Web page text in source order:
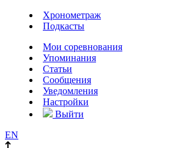
Хронометраж
Подкасты
Мои соревнования
Упоминания
Статьи
Сообщения
Уведомления
Настройки
Выйти
EN